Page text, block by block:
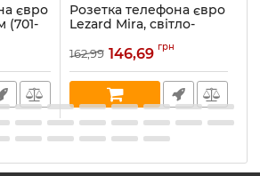
євро
(701-
Розетка телефона євро
Lezard Mira, світло-
перламутр (701-3131-137)
Артикул:701-3131-137
В наявності:
162,99 146,69 грн